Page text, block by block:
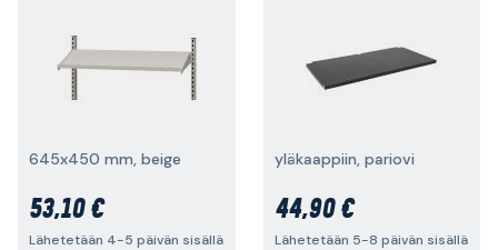
645x450 mm, beige
53,10 €
Lähetetään 4-5 päivän sisällä
yläkaappiin, pariovi
44,90 €
Lähetetään 5-8 päivän sisällä